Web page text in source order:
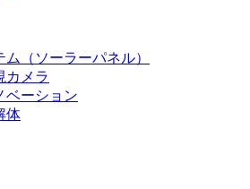
（ソーラーパネル）
カメラ
ベーション
体